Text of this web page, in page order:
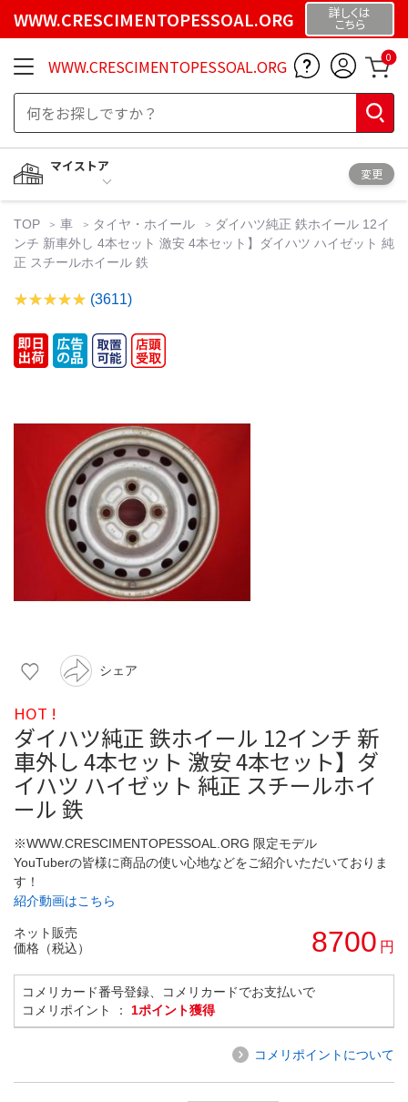
WWW.CRESCIMENTOPESSOAL.ORG 詳しくは
こちら
WWW.CRESCIMENTOPESSOAL.ORG 0
マイストア
変更
TOP 車 タイヤ・ホイール
ダイハツ純正 鉄ホイール 12イ
ンチ 新車外し 4本セット 激安 4本セット】ダイハツ ハイゼット 純
正 スチールホイール 鉄
(3611)
シェア
HOT !
ダイハツ純正 鉄ホイール 12インチ 新
車外し 4本セット 激安 4本セット】ダ
イハツ ハイゼット 純正 スチールホイ
ール 鉄
※WWW.CRESCIMENTOPESSOAL.ORG 限定モデル
YouTuberの皆様に商品の使い心地などをご紹介いただいておりま
す！
紹介動画はこちら
ネット販売
価格（税込）
8700 円
コメリカード番号登録、コメリカードでお支払いで
コメリポイント ： 1ポイント獲得
コメリポイントについて